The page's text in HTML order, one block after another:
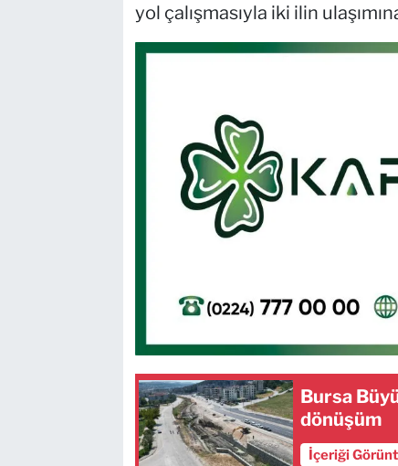
yol çalışmasıyla iki ilin
Bursa
dönüşüm
İçeriği